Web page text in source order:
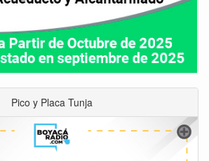
Pico y Placa Tunja